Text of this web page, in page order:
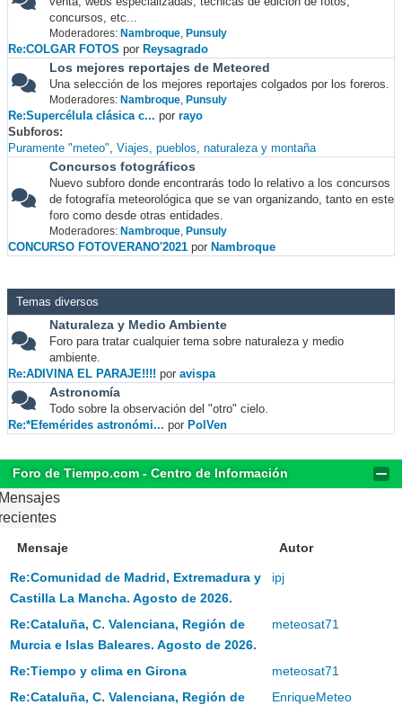
concursos, etc...
Moderadores: Nambroque, Punsuly
Re:COLGAR FOTOS por Reysagrado
Los mejores reportajes de Meteored
Una selección de los mejores reportajes colgados por los foreros.
Moderadores: Nambroque, Punsuly
Re:Supercélula clásica c... por rayo
Subforos
Puramente "meteo" Viajes, pueblos, naturaleza y montaña
Concursos fotográficos
Nuevo subforo donde encontrarás todo lo relativo a los concursos
de fotografía meteorológica que se van organizando, tanto en este
foro como desde otras entidades.
Moderadores: Nambroque, Punsuly
CONCURSO FOTOVERANO'2021 por Nambroque
Temas diversos
Naturaleza y Medio Ambiente
Foro para tratar cualquier tema sobre naturaleza y medio
ambiente.
Re:ADIVINA EL PARAJE!!!! por avispa
Astronomía
Todo sobre la observación del "otro" cielo.
Re:*Efemérides astronómi... por PolVen
Foro de Tiempo.com - Centro de Información
Mensaje Autor
Re:Comunidad de Madrid, Extremadura y
Castilla La Mancha. Agosto de 2026.
ipj
Re:Cataluña, C. Valenciana, Región de
Murcia e Islas Baleares. Agosto de 2026.
meteosat71
Re:Tiempo y clima en Girona
meteosat71
Re:Cataluña, C. Valenciana, Región de
EnriqueMeteo